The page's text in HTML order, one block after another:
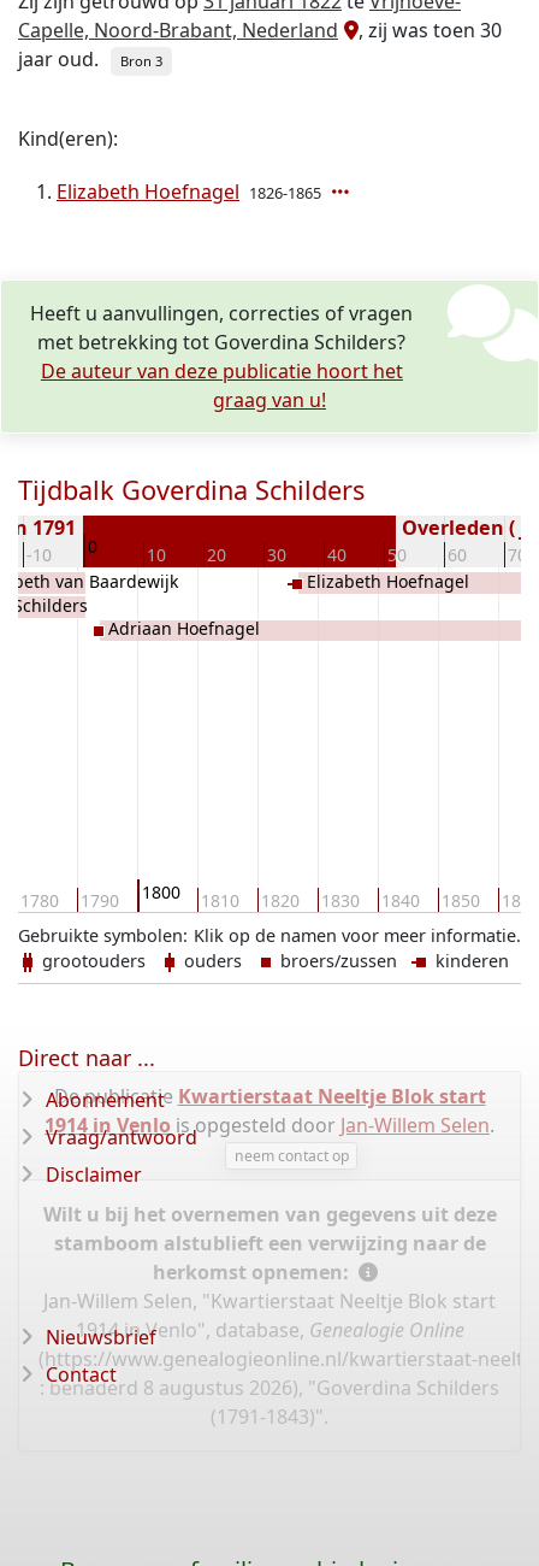
Capelle, Noord-Brabant, Nederland
, zij was toen 30
jaar oud.
Bron 3
Kind(eren):
Elizabeth Hoefnagel 1826-1865
Heeft u aanvullingen, correcties of vragen
met betrekking tot Goverdina Schilders?
De auteur van deze publicatie hoort het
graag van u!
Tijdbalk Goverdina Schilders
-10 0 10 20 30 40 50 60 70
1791 Overleden (
1780 1790 1800 1810 1820 1830 1840 1850 1860
van Baardewijk
Schilders
Adriaan Hoefnagel
Elizabeth Hoefnagel
Klik op de namen voor meer informatie.
Gebruikte symbolen:
grootouders
ouders broers/zussen kinderen
De publicatie Kwartierstaat Neeltje Blok start
1914 in Venlo is opgesteld door Jan-Willem Selen.
neem contact op
Wilt u bij het overnemen van gegevens uit deze
stamboom alstublieft een verwijzing naar de
herkomst opnemen:
Jan-Willem Selen, "Kwartierstaat Neeltje Blok start
1914 in Venlo", database, Genealogie Online
(https://www.genealogieonline.nl/kwartierstaat-
: benaderd 8 augustus 2026), "Goverdina Schilders
(1791-1843)".
Direct naar ...
Abonnement
Vraag/antwoord
Disclaimer
Nieuwsbrief
Contact